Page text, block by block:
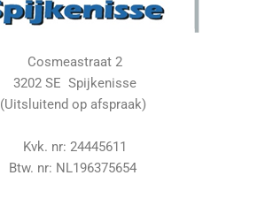
Cosmeastraat 2
3202 SE Spijkenisse
(Uitsluitend op afspraak)
Kvk. nr: 24445611
Btw. nr: NL196375654